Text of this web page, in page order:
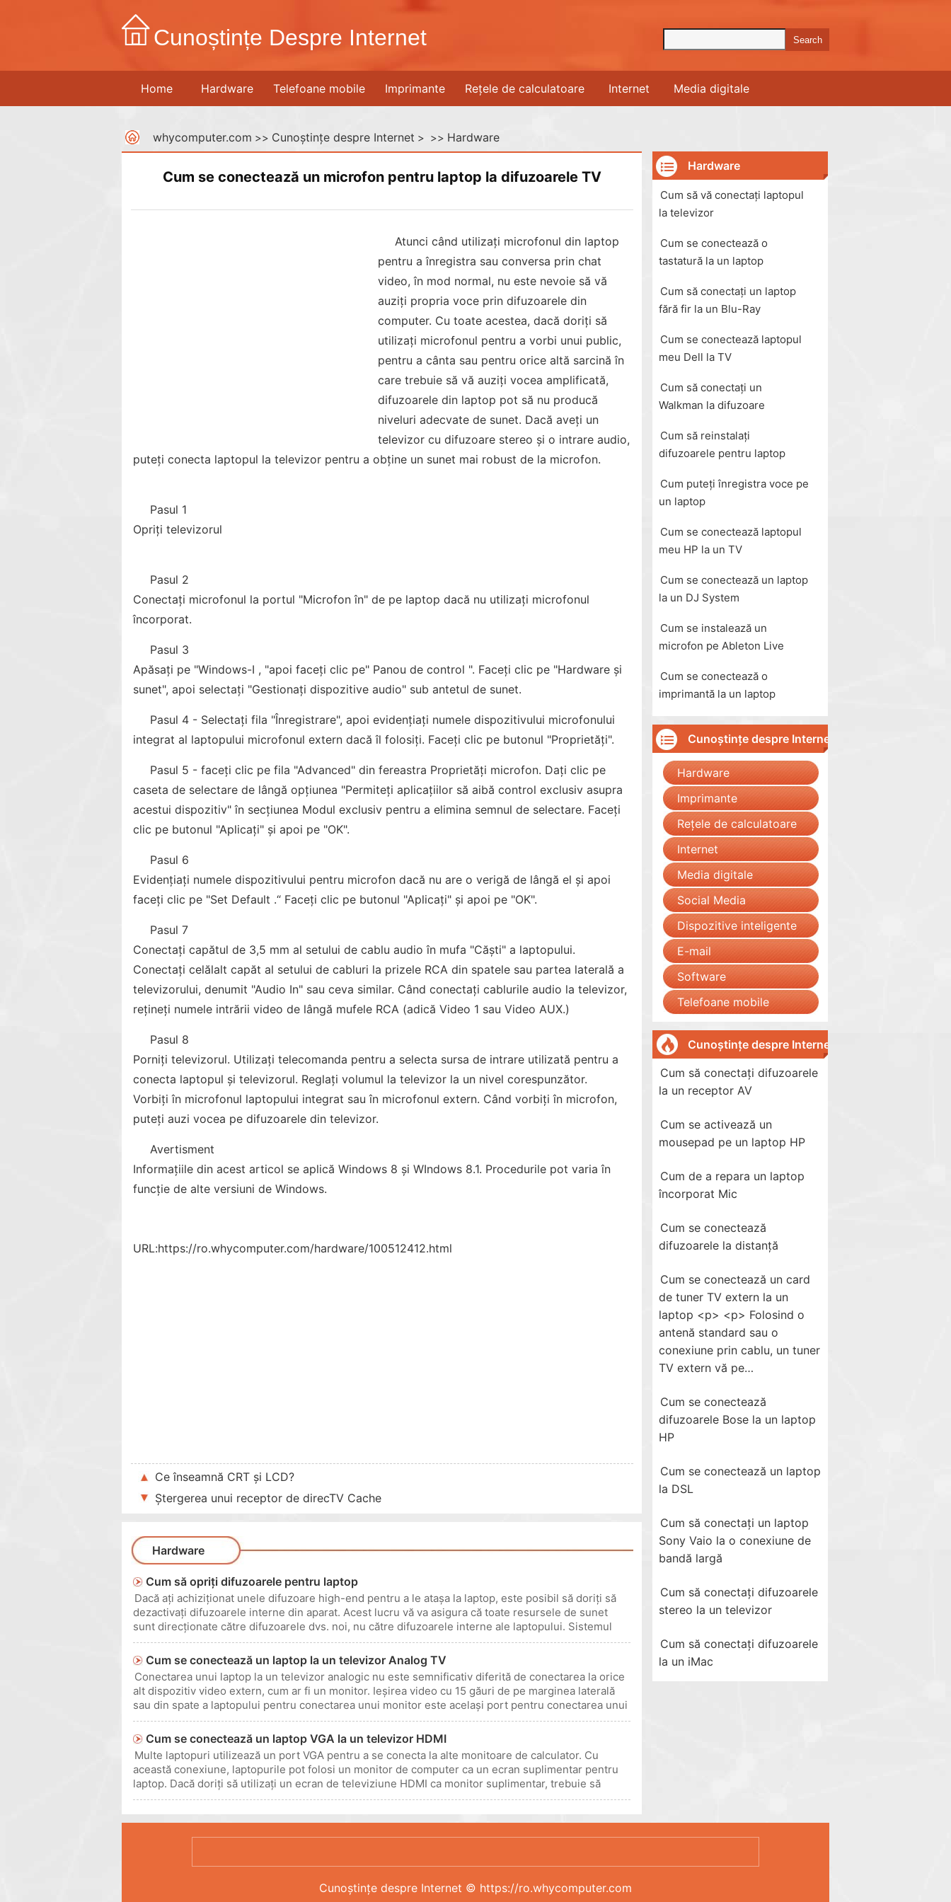
Cunoștințe Despre Internet
Home Hardware Telefoane mobile Imprimante Rețele de calculatoare Internet Media digitale
whycomputer.com >> Cunoștințe despre Internet > >> Hardware
Cum se conectează un microfon pentru laptop la difuzoarele TV
Atunci când utilizați microfonul din laptop
pentru a înregistra sau conversa prin chat
video, în mod normal, nu este nevoie să vă
auziți propria voce prin difuzoarele din
computer. Cu toate acestea, dacă doriți să
utilizați microfonul pentru a vorbi unui public,
pentru a cânta sau pentru orice altă sarcină în
care trebuie să vă auziți vocea amplificată,
difuzoarele din laptop pot să nu producă
niveluri adecvate de sunet. Dacă aveți un
televizor cu difuzoare stereo și o intrare audio,
puteți conecta laptopul la televizor pentru a obține un sunet mai robust de la microfon.
Pasul 1
Opriți televizorul
Pasul 2
Conectați microfonul la portul "Microfon în" de pe laptop dacă nu utilizați microfonul
încorporat.
Pasul 3
Apăsați pe "Windows-I , "apoi faceți clic pe" Panou de control ". Faceți clic pe "Hardware și
sunet", apoi selectați "Gestionați dispozitive audio" sub antetul de sunet.
Pasul 4 - Selectați fila "Înregistrare", apoi evidențiați numele dispozitivului microfonului
integrat al laptopului microfonul extern dacă îl folosiți. Faceți clic pe butonul "Proprietăți".
Pasul 5 - faceți clic pe fila "Advanced" din fereastra Proprietăți microfon. Dați clic pe
caseta de selectare de lângă opțiunea "Permiteți aplicațiilor să aibă control exclusiv asupra
acestui dispozitiv" în secțiunea Modul exclusiv pentru a elimina semnul de selectare. Faceți
clic pe butonul "Aplicați" și apoi pe "OK".
Pasul 6
Evidențiați numele dispozitivului pentru microfon dacă nu are o verigă de lângă el și apoi
faceți clic pe "Set Default .“ Faceți clic pe butonul "Aplicați" și apoi pe "OK".
Pasul 7
Conectați capătul de 3,5 mm al setului de cablu audio în mufa "Căști" a laptopului.
Conectați celălalt capăt al setului de cabluri la prizele RCA din spatele sau partea laterală a
televizorului, denumit "Audio In" sau ceva similar. Când conectați cablurile audio la televizor,
rețineți numele intrării video de lângă mufele RCA (adică Video 1 sau Video AUX.)
Pasul 8
Porniți televizorul. Utilizați telecomanda pentru a selecta sursa de intrare utilizată pentru a
conecta laptopul și televizorul. Reglați volumul la televizor la un nivel corespunzător.
Vorbiți în microfonul laptopului integrat sau în microfonul extern. Când vorbiți în microfon,
puteți auzi vocea pe difuzoarele din televizor.
Avertisment
Informațiile din acest articol se aplică Windows 8 și WIndows 8.1. Procedurile pot varia în
funcție de alte versiuni de Windows.
URL:https://ro.whycomputer.com/hardware/100512412.html
Ce înseamnă CRT și LCD?
Ștergerea unui receptor de direcTV Cache
Hardware
Cum să opriți difuzoarele pentru laptop
Dacă ați achiziționat unele difuzoare high-end pentru a le atașa la laptop, este posibil să doriți să
dezactivați difuzoarele interne din aparat. Acest lucru vă va asigura că toate resursele de sunet
sunt direcționate către difuzoarele dvs. noi, nu către difuzoarele interne ale laptopului. Sistemul
Cum se conectează un laptop la un televizor Analog TV
Conectarea unui laptop la un televizor analogic nu este semnificativ diferită de conectarea la orice
alt dispozitiv video extern, cum ar fi un monitor. Ieșirea video cu 15 găuri de pe marginea laterală
sau din spate a laptopului pentru conectarea unui monitor este același port pentru conectarea unui
Cum se conectează un laptop VGA la un televizor HDMI
Multe laptopuri utilizează un port VGA pentru a se conecta la alte monitoare de calculator. Cu
această conexiune, laptopurile pot folosi un monitor de computer ca un ecran suplimentar pentru
laptop. Dacă doriți să utilizați un ecran de televiziune HDMI ca monitor suplimentar, trebuie să
convertiți s
Hardware
Cum să vă conectați laptopul
la televizor
Cum se conectează o
tastatură la un laptop
Cum să conectați un laptop
fără fir la un Blu-Ray
Cum se conectează laptopul
meu Dell la TV
Cum să conectați un
Walkman la difuzoare
Cum să reinstalați
difuzoarele pentru laptop
Cum puteți înregistra voce pe
un laptop
Cum se conectează laptopul
meu HP la un TV
Cum se conectează un laptop
la un DJ System
Cum se instalează un
microfon pe Ableton Live
Cum se conectează o
imprimantă la un laptop
Cunoștințe despre Internet
Hardware
Imprimante
Rețele de calculatoare
Internet
Media digitale
Social Media
Dispozitive inteligente
E-mail
Software
Telefoane mobile
Cunoștințe despre Internet
Cum să conectați difuzoarele
la un receptor AV
Cum se activează un
mousepad pe un laptop HP
Cum de a repara un laptop
încorporat Mic
Cum se conectează
difuzoarele la distanță
Cum se conectează un card
de tuner TV extern la un
laptop <p> <p> Folosind o
antenă standard sau o
conexiune prin cablu, un tuner
TV extern vă pe…
Cum se conectează
difuzoarele Bose la un laptop
HP
Cum se conectează un laptop
la DSL
Cum să conectați un laptop
Sony Vaio la o conexiune de
bandă largă
Cum să conectați difuzoarele
stereo la un televizor
Cum să conectați difuzoarele
la un iMac
Cunoștințe despre Internet © https://ro.whycomputer.com